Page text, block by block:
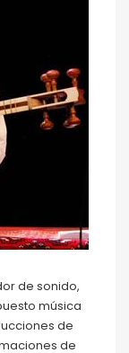
de sonido,
música
de
de